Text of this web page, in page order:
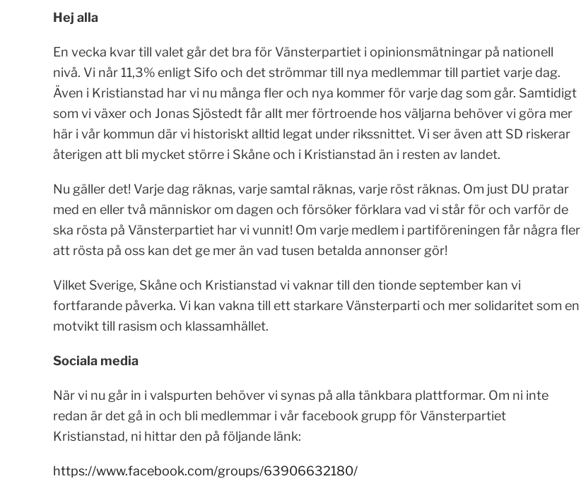
Hej alla
En vecka kvar till valet går det bra för Vänsterpartiet i opinionsmätningar på nationell
nivå. Vi når 11,3% enligt Sifo och det strömmar till nya medlemmar till partiet varje dag.
Även i Kristianstad har vi nu många fler och nya kommer för varje dag som går. Samtidigt
som vi växer och Jonas Sjöstedt får allt mer förtroende hos väljarna behöver vi göra mer
här i vår kommun där vi historiskt alltid legat under rikssnittet. Vi ser även att SD riskerar
återigen att bli mycket större i Skåne och i Kristianstad än i resten av landet.
Nu gäller det! Varje dag räknas, varje samtal räknas, varje röst räknas. Om just DU pratar
med en eller två människor om dagen och försöker förklara vad vi står för och varför de
ska rösta på Vänsterpartiet har vi vunnit! Om varje medlem i partiföreningen får några fler
att rösta på oss kan det ge mer än vad tusen betalda annonser gör!
Vilket Sverige, Skåne och Kristianstad vi vaknar till den tionde september kan vi
fortfarande påverka. Vi kan vakna till ett starkare Vänsterparti och mer solidaritet som en
motvikt till rasism och klassamhället.
Sociala media
När vi nu går in i valspurten behöver vi synas på alla tänkbara plattformar. Om ni inte
redan är det gå in och bli medlemmar i vår facebook grupp för Vänsterpartiet
Kristianstad, ni hittar den på följande länk:
https://www.facebook.com/groups/63906632180/